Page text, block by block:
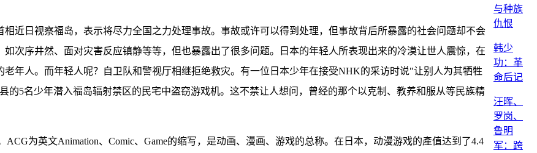
近日视察福岛，表示将尽力全国之力处理事故。事故或许可以得到处理，但事故背后所暴露的社会问题却不会
次序井然、面对灾害反应镇静等等，但也暴露出了很多问题。日本的年轻人所表现出来的冷漠让世人震惊，在
年人。而年轻人呢？自卫队和警视厅相继拒绝救灾。有一位日本少年在接受NHK的采访时说"让别人为其牺牲
的5名少年潜入福岛辐射禁区的民宅中盗窃游戏机。这不禁让人想问，曾经的那个以克制、教养和服从等民族精
为英文Animation、Comic、Game的缩写，是动画、漫画、游戏的总称。在日本，动漫游戏的產值达到了4.4
与种族
仇恨
韩少
功：革
命后记
汪晖、
罗岗、
鲁明
军：跨